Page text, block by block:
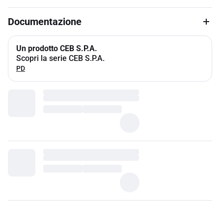
Documentazione
Un prodotto CEB S.P.A.
Scopri la serie CEB S.P.A.
PD